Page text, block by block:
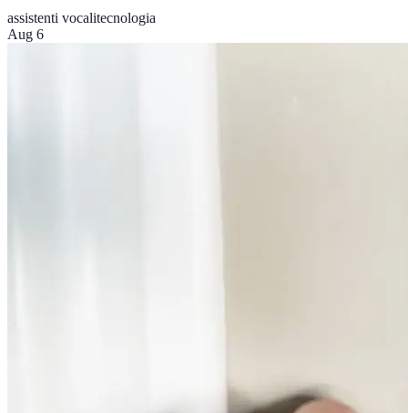
assistenti vocalitecnologia
Aug 6